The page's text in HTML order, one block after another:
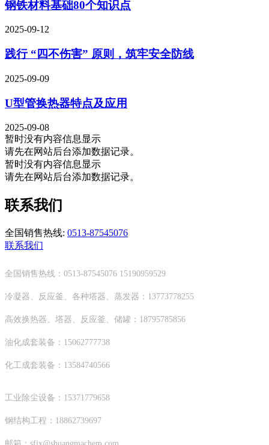
钢铁材料基础80个知识点
2025-09-12
践行 “四不伤害” 原则，筑牢安全防线
2025-09-09
U型管换热器特点及应用
2025-09-08
暂时没有内容信息显示
请先在网站后台添加数据记录。
暂时没有内容信息显示
请先在网站后台添加数据记录。
联系我们
全国销售热线: 0513-87545076
联系我们
全国销售热线：0513-87545076 15190959529
冷凝器、反应釜、各种塔器、蒸发器：13773778255
高效换热器、塔器、反应釜、储罐：18795785856
油化成套装备：15062777738
化工成套装备：13584740566
工业除尘设备：15371779658
钢结构工程：18862739697